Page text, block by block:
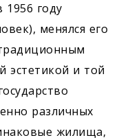
1956 году
менялся его
эстетикой и той
различных
жилища,